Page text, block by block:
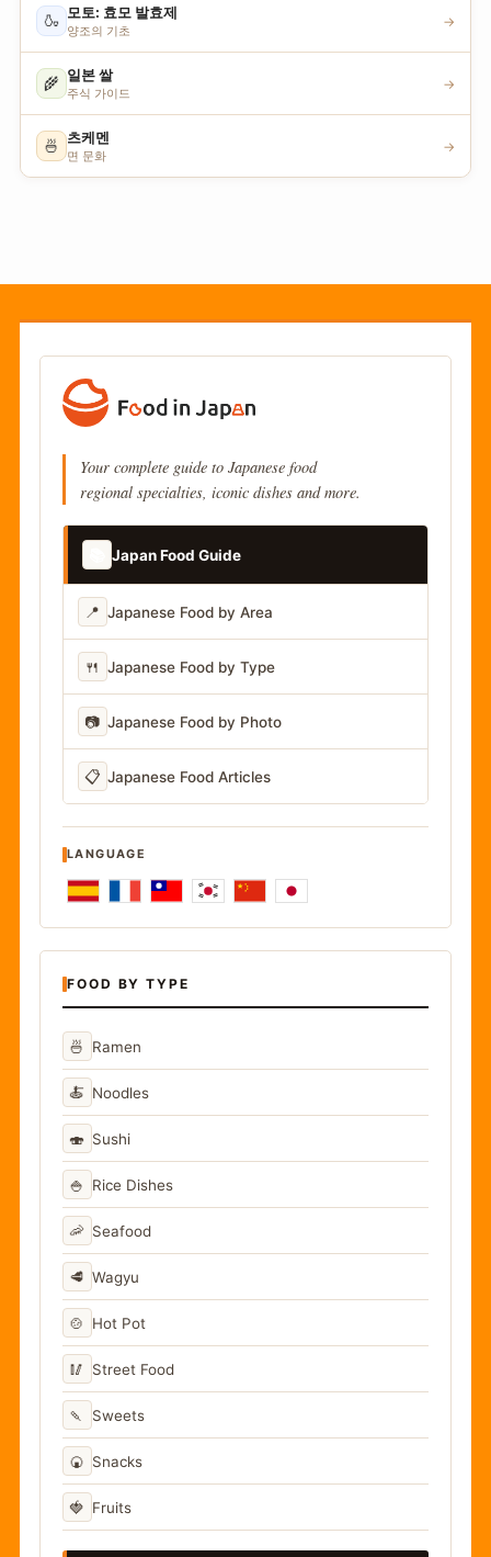
🍶 모토: 효모 발효제
양조의 기초
→
🌾 일본 쌀
주식 가이드
→
🍜 츠케멘
면 문화
→
Your complete guide to Japanese food
regional specialties, iconic dishes and more.
Japan Food Guide
📍 Japanese Food by Area
🍴 Japanese Food by Type
📷 Japanese Food by Photo
📋 Japanese Food Articles
LANGUAGE
FOOD BY TYPE
🍜 Ramen
🍝 Noodles
🍣 Sushi
🍚 Rice Dishes
🦐 Seafood
🥩 Wagyu
🍲 Hot Pot
🥢 Street Food
🍡 Sweets
🍘 Snacks
🍓 Fruits